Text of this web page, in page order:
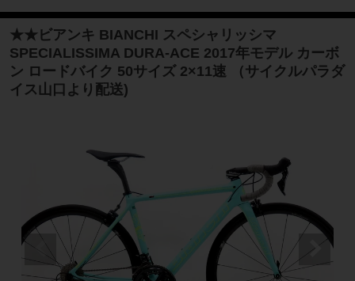
★★ビアンキ BIANCHI スペシャリッシマ
SPECIALISSIMA DURA-ACE 2017年モデル カーボ
ン ロードバイク 50サイズ 2×11速 （サイクルパラダ
イス山口より配送)